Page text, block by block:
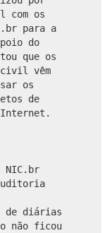
com os
para a
do
que os
civil vêm
os
de
Internet.
NIC.br
de diárias
não ficou